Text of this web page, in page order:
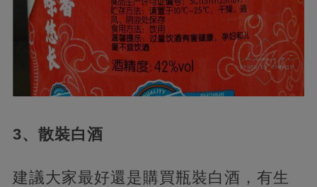
3、散裝白酒
建議大家最好還是購買瓶裝白酒，有生